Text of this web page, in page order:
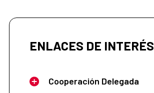
ENLACES DE INTERÉS
Cooperación Delegada